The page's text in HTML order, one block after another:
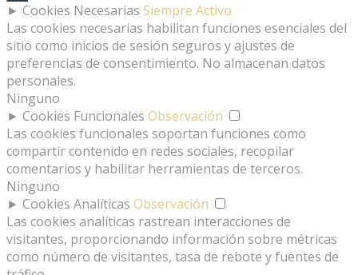
► Cookies Necesarias Siempre Activo
Las cookies necesarias habilitan funciones esenciales del
sitio como inicios de sesión seguros y ajustes de
preferencias de consentimiento. No almacenan datos
personales.
Ninguno
► Cookies Funcionales Observación
Las cookies funcionales soportan funciones como
compartir contenido en redes sociales, recopilar
comentarios y habilitar herramientas de terceros.
Ninguno
► Cookies Analíticas Observación
Las cookies analíticas rastrean interacciones de
visitantes, proporcionando información sobre métricas
como número de visitantes, tasa de rebote y fuentes de